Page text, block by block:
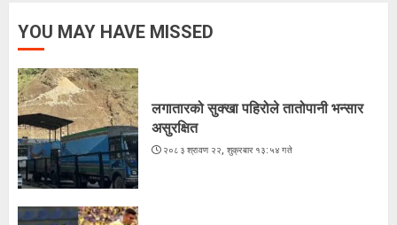
1
असुरक्षित
2
भारतद्वारा फिफा-आसियान कपभन्दा
ब्राजिलविरुद्धको मैत्रीपूर्ण खेललाई
YOU MAY HAVE MISSED
लगातारको सुक्खा पहिरोले तातोपानी भन्सार
असुरक्षित
२०८३ श्रावण २२, शुक्रबार १३:५४ गते